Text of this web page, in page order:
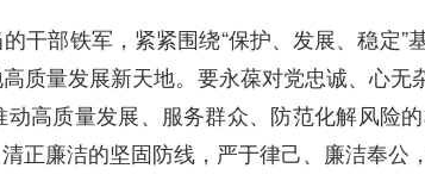
干部铁军，紧紧围绕“保护、发展、稳定”
质量发展新天地。要永葆对党忠诚、心
高质量发展、服务群众、防范化解风
正廉洁的坚固防线，严于律己、廉洁奉公